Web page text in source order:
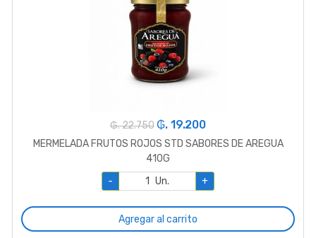
₲. 22.750 ₲. 19.200
MERMELADA FRUTOS ROJOS STD SABORES DE AREGUA
410G
-
Un. +
Agregar al carrito